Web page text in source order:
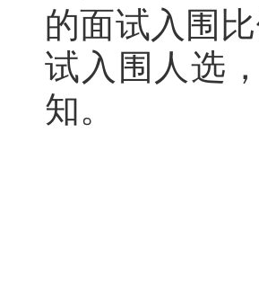
的面试入围
试入围人选
知。